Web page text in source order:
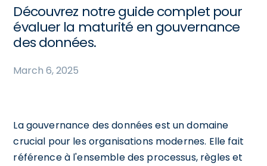
Découvrez notre guide complet pour
évaluer la maturité en gouvernance
des données.
March 6, 2025
La gouvernance des données est un domaine
crucial pour les organisations modernes. Elle fait
référence à l'ensemble des processus, règles et